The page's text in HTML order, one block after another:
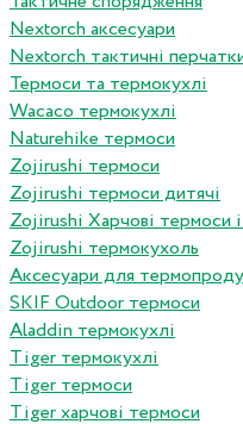
Nextorch аксесуари
Nextorch тактичні
Термоси та термокухлі
Wacaco термокухлі
Naturehike термоси
Zojirushi термоси
Zojirushi термоси дитячі
Zojirushi Харчові термоси
Zojirushi термокухоль
Аксесуари для
SKIF Outdoor термоси
Aladdin термокухлі
Tiger термокухлі
Tiger термоси
Tiger харчові термоси